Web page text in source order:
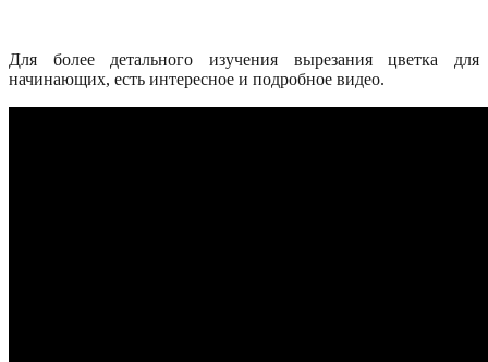
Для более детального изучения вырезания цветка для
начинающих, есть интересное и подробное видео.